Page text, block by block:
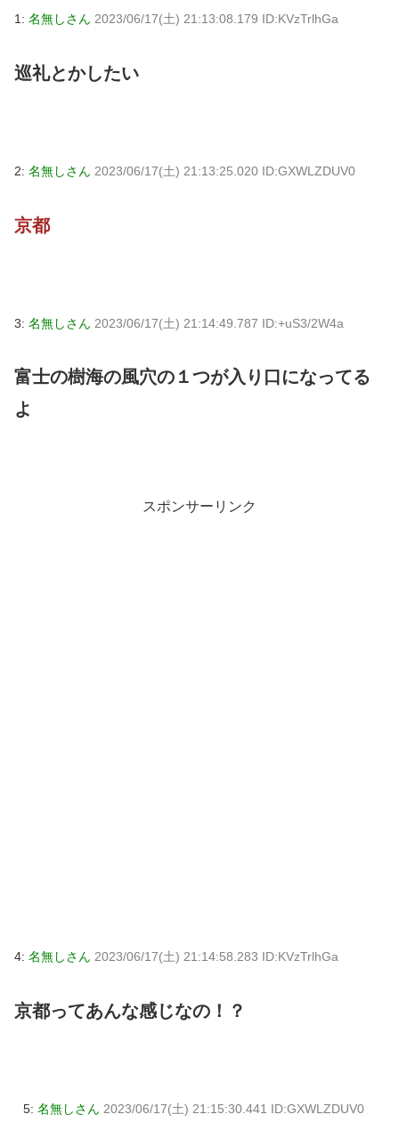
1: 名無しさん 2023/06/17(土) 21:13:08.179 ID:KVzTrlhGa
巡礼とかしたい
2: 名無しさん 2023/06/17(土) 21:13:25.020 ID:GXWLZDUV0
京都
3: 名無しさん 2023/06/17(土) 21:14:49.787 ID:+uS3/2W4a
富士の樹海の風穴の１つが入り口になってる
よ
スポンサーリンク
4: 名無しさん 2023/06/17(土) 21:14:58.283 ID:KVzTrlhGa
京都ってあんな感じなの！？
5: 名無しさん 2023/06/17(土) 21:15:30.441 ID:GXWLZDUV0